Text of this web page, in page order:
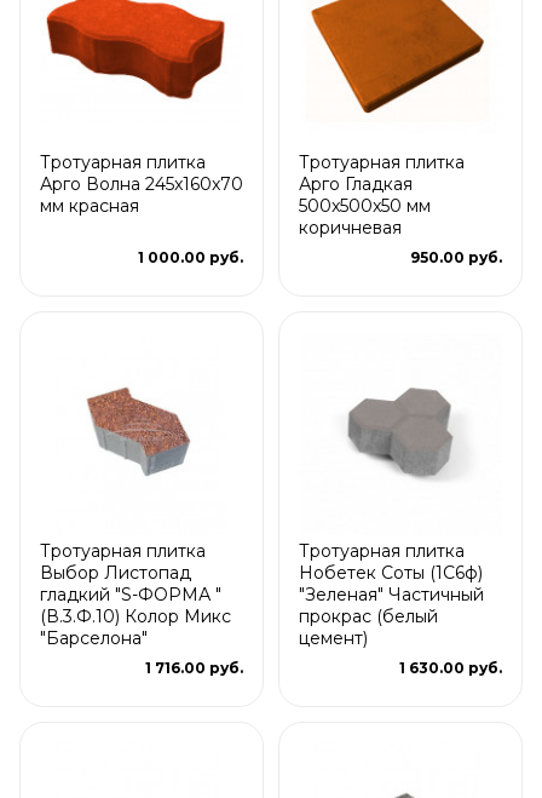
Тротуарная плитка
Арго Волна 245x160x70
мм красная
1 000.00 руб.
Тротуарная плитка
Арго Гладкая
500x500x50 мм
коричневая
950.00 руб.
Тротуарная плитка
Выбор Листопад
гладкий "S-ФОРМА "
(В.3.Ф.10) Колор Микс
"Барселона"
1 716.00 руб.
Тротуарная плитка
Нобетек Соты (1С6ф)
"Зеленая" Частичный
прокрас (белый
цемент)
1 630.00 руб.